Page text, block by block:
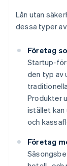
Lån utan
dessa typer
Företag
Startup-
den typ av
Produkter
istället kan
och
Företag